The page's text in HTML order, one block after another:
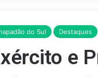
do Sul Destaques
e